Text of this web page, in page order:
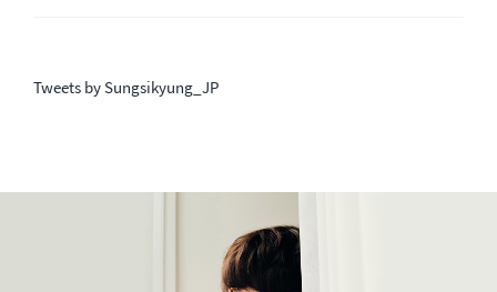
Tweets by Sungsikyung_JP